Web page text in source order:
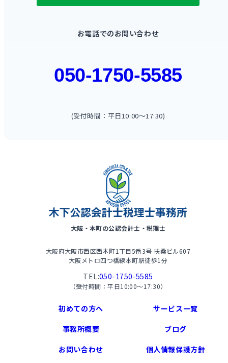
お電話でのお問い合わせ
050-1750-5585
(受付時間：平日10:00〜17:30)
大阪・本町の公認会計士・税理士
大阪府大阪市西区西本町1丁目5番3号 扶桑ビル607
大阪メトロ四つ橋線本町駅徒歩1分
TEL:050-1750-5585
（受付時間：平日10:00〜17:30）
初めての方へ
サービス一覧
事務所概要
ブログ
お問い合わせ
個人情報保護方針